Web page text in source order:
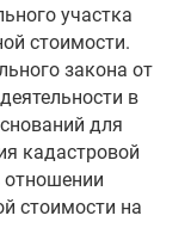
участка
стоимости.
закона от
в
для
кадастровой
отношении
стоимости на